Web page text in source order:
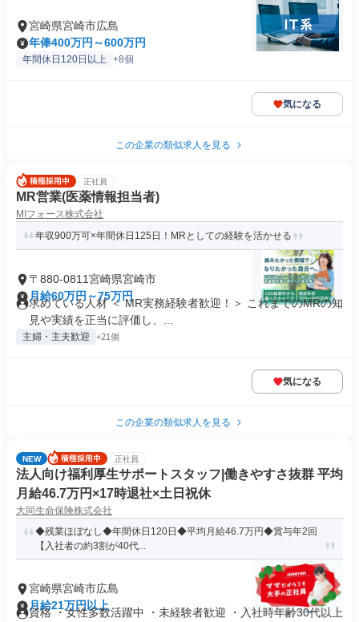
宮崎県宮崎市広島
年俸400万円～600万円
年間休日120日以上 +8個
気になる
この企業の類似求人を見る
正社員
MR営業(医薬情報担当者)
MIフォース株式会社
年収900万可×年間休日125日！MRとしての経験を活かせる
〒880-0811宮崎県宮崎市
月給60万円～75万円
求めている人材 ＜ MR実務経験者歓迎！＞ これまでのMRの知
見や実績を正当に評価し、...
主婦・主夫歓迎 +21個
気になる
この企業の類似求人を見る
NEW 正社員
法人向け福利厚生サポートスタッフ|働きやすさ抜群 平均
月給46.7万円×17時退社×土日祝休
大同生命保険株式会社
◆残業ほぼなし◆年間休日120日◆平均月給46.7万円◆賞与年2回
【入社者の約3割が40代...
宮崎県宮崎市広島
月給21万円以上
資格 ・女性多数活躍中 ・未経験者歓迎 ・入社時年齢30代以上